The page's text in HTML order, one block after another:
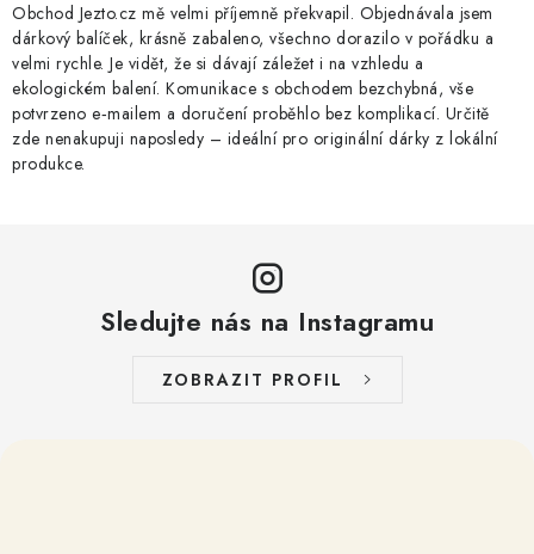
Obchod Jezto.cz mě velmi příjemně překvapil. Objednávala jsem
dárkový balíček, krásně zabaleno, všechno dorazilo v pořádku a
velmi rychle. Je vidět, že si dávají záležet i na vzhledu a
ekologickém balení. Komunikace s obchodem bezchybná, vše
potvrzeno e‑mailem a doručení proběhlo bez komplikací. Určitě
zde nenakupuji naposledy – ideální pro originální dárky z lokální
produkce.
Sledujte nás na Instagramu
ZOBRAZIT PROFIL